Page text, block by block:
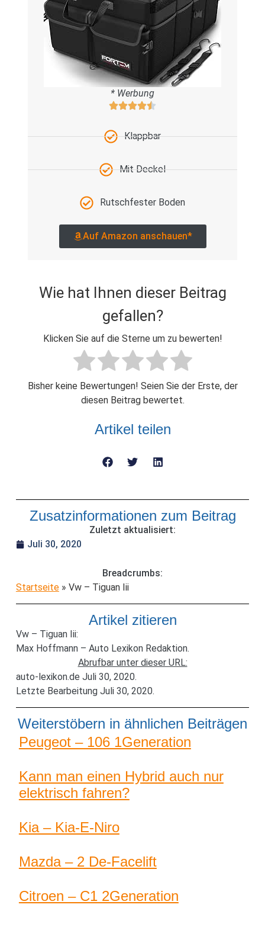
* Werbung
Klappbar
Mit Deckel
Rutschfester Boden
Auf Amazon anschauen*
Wie hat Ihnen dieser Beitrag
gefallen?
Klicken Sie auf die Sterne um zu bewerten!
Bisher keine Bewertungen! Seien Sie der Erste, der
diesen Beitrag bewertet.
Artikel teilen
Zusatzinformationen zum Beitrag
Zuletzt aktualisiert:
Juli 30, 2020
Breadcrumbs:
Startseite» Vw – Tiguan Iii
Artikel zitieren
Vw – Tiguan Iii:
Max Hoffmann – Auto Lexikon Redaktion.
Abrufbar unter dieser URL:
auto-lexikon.de Juli 30, 2020.
Letzte Bearbeitung Juli 30, 2020.
Weiterstöbern in ähnlichen Beiträgen
Peugeot – 106 1Generation
Kann man einen Hybrid auch nur
elektrisch fahren?
Kia – Kia-E-Niro
Mazda – 2 De-Facelift
Citroen – C1 2Generation